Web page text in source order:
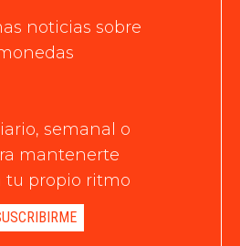
noticias sobre
semanal o
mantenerte
tu propio ritmo